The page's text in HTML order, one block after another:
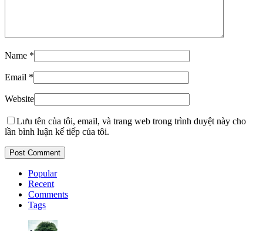
Name *
Email *
Website
Lưu tên của tôi, email, và trang web trong trình duyệt này cho
lần bình luận kế tiếp của tôi.
Popular
Recent
Comments
Tags